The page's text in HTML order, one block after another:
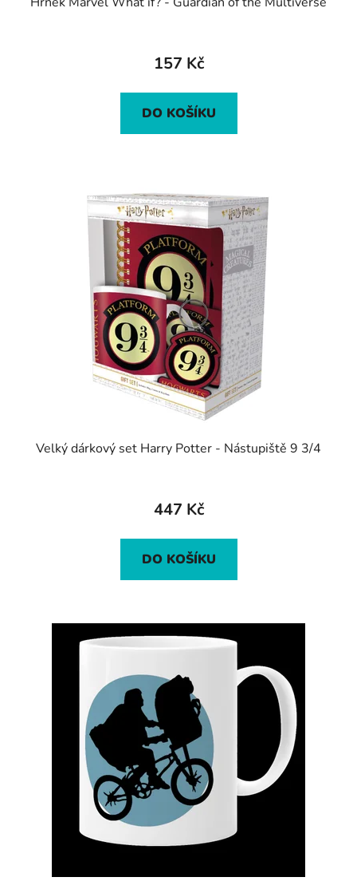
157 Kč
DO KOŠÍKU
Velký dárkový set Harry Potter - Nástupiště 9 3/4
447 Kč
DO KOŠÍKU